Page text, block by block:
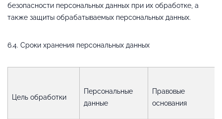
безопасности персональных данных при их обработке, а
также защиты обрабатываемых персональных данных.
6.4. Сроки хранения персональных данных
Цель обработки
Персональные
данные
Правовые
основания